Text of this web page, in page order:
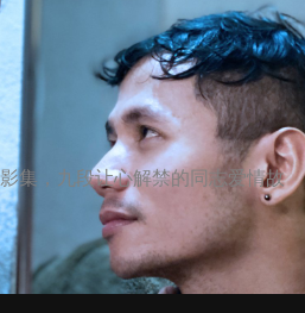
集，九段让心解禁的同志爱情故